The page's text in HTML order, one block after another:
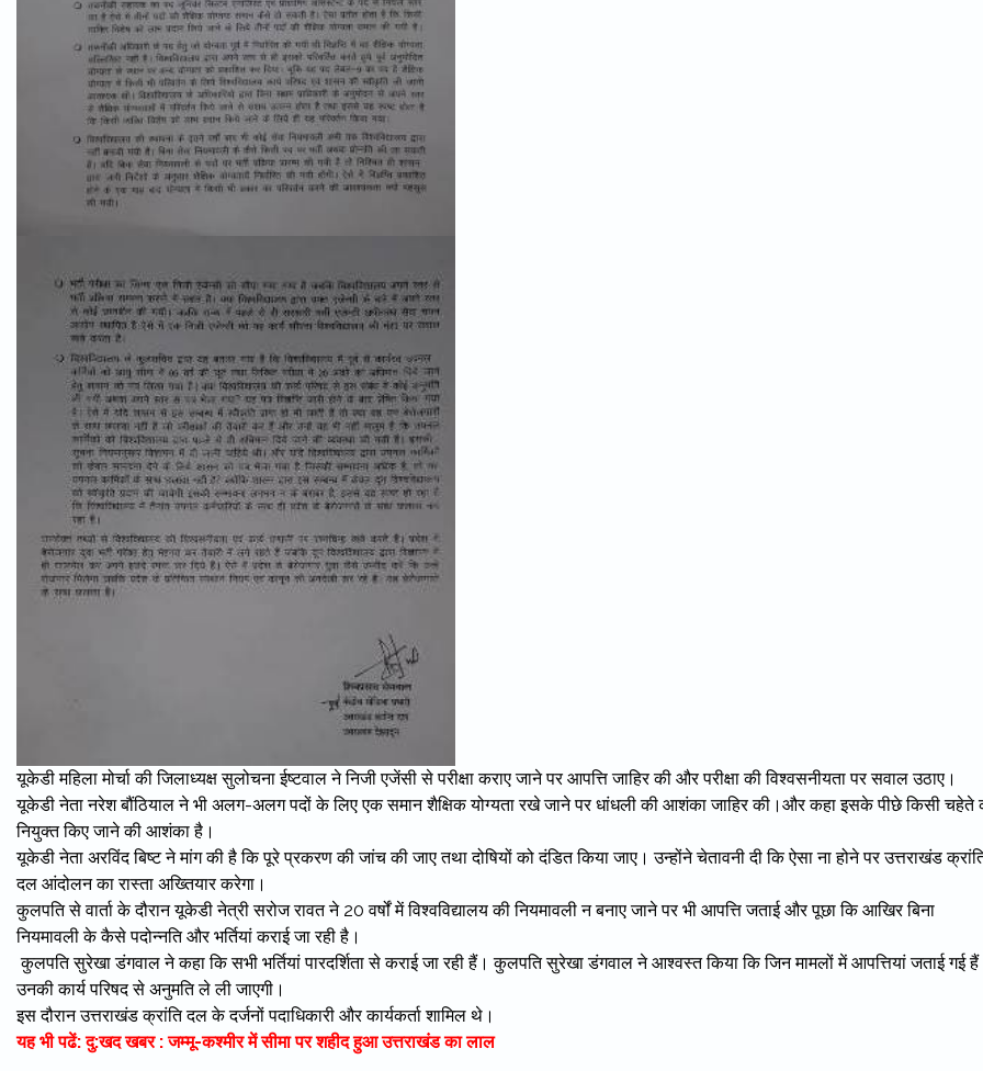
यूकेडी महिला मोर्चा की जिलाध्यक्ष सुलोचना ईष्टवाल ने निजी एजेंसी से परीक्षा कराए जाने पर आपत्ति जाहिर की और परीक्षा की विश्वसनीयता पर सवाल उठाए।
यूकेडी नेता नरेश बौंठियाल ने भी अलग-अलग पदों के लिए एक समान शैक्षिक योग्यता रखे जाने पर धांधली की आशंका जाहिर की।और कहा इसके पीछे किसी चहेते
नियुक्त किए जाने की आशंका है।
यूकेडी नेता अरविंद बिष्ट ने मांग की है कि पूरे प्रकरण की जांच की जाए तथा दोषियों को दंडित किया जाए। उन्होंने चेतावनी दी कि ऐसा ना होने पर उत्तराखंड
दल आंदोलन का रास्ता अख्तियार करेगा।
कुलपति से वार्ता के दौरान यूकेडी नेत्री सरोज रावत ने 20 वर्षों में विश्वविद्यालय की नियमावली न बनाए जाने पर भी आपत्ति जताई और पूछा कि आखिर बिना
नियमावली के कैसे पदोन्नति और भर्तियां कराई जा रही है।
कुलपति सुरेखा डंगवाल ने कहा कि सभी भर्तियां पारदर्शिता से कराई जा रही हैं। कुलपति सुरेखा डंगवाल ने आश्वस्त किया कि जिन मामलों में आपत्तियां जताई गई हैं
उनकी कार्य परिषद से अनुमति ले ली जाएगी।
इस दौरान उत्तराखंड क्रांति दल के दर्जनों पदाधिकारी और कार्यकर्ता शामिल थे।
यह भी पढें: दु:खद खबर : जम्मू-कश्मीर में सीमा पर शहीद हुआ उत्तराखंड का लाल